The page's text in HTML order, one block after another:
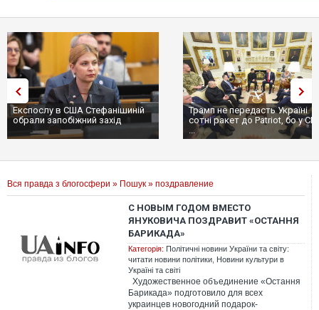
Експослу в США Стефанішиній
обрали запобіжний захід
Трамп не передасть Україні
сотні ракет до Patriot, бо у
...
Вся правда з блогосфери » Пошук » поздравление
С НОВЫМ ГОДОМ ВМЕСТО
ЯНУКОВИЧА ПОЗДРАВИТ «ОСТАННЯ
БАРИКАДА»
Категорія: Політичні новини України та світу:
читати новини політики Новини культури в
Україні та світі
Художественное объединение «Остання
Барикада» подготовило для всех
украинцев новогодний подарок-